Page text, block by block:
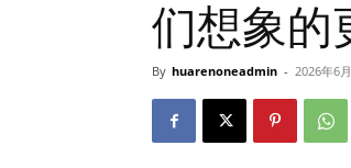
们想象的
By huarenoneadmin - 2026年6